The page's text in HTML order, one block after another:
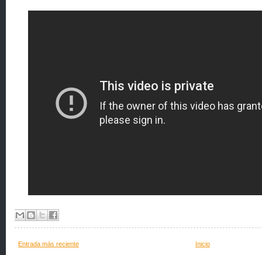
Entrada más reciente Inicio